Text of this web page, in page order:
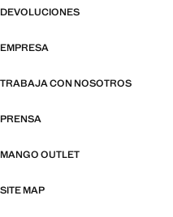
DEVOLUCIONES
EMPRESA
TRABAJA CON NOSOTROS
PRENSA
MANGO OUTLET
SITE MAP